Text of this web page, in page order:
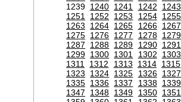
1239 1240 1241 1242
1243
1251
1252 1253 1254 1255
1263
1264 1265 1266 1267
1275 1276 1277 1278 1279
1287
1288 1289 1290 1291
1299 1300 1301 1302
1303
1311
1312 1313 1314 1315
1323
1324 1325 1326 1327
1335 1336 1337 1338 1339
1347
1348 1349 1350 1351